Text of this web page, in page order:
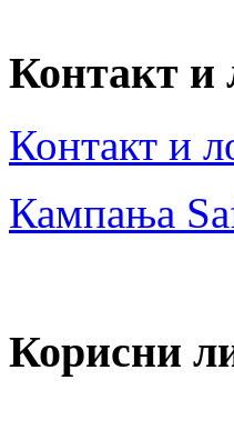
Контакт и
Контакт и
Кампања
Корисни